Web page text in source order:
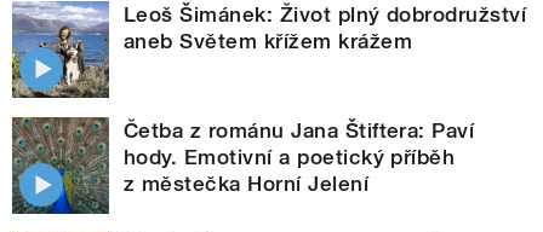
Leoš Šimánek: Život plný dobrodružství
aneb Světem křížem krážem
Četba z románu Jana Štiftera: Paví
hody. Emotivní a poetický příběh
z městečka Horní Jelení